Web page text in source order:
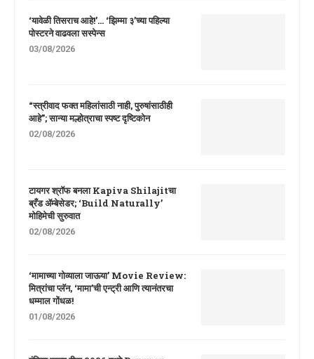
‘यावेळी तिसराच आहे!’… ‘झिम्मा ३’च्या पहिल्या
पोस्टरने वाढवला सस्पेन्स
03/08/2026
“स्त्रीवाद फक्त महिलांसाठी नाही, पुरुषांसाठीही
आहे”; सान्या मल्होत्राचा स्पष्ट दृष्टिकोन
02/08/2026
टायगर श्रॉफ बनला Kapiva Shilajitचा
ब्रँड ॲम्बेसेडर; ‘Build Naturally’
मोहिमेची सुरुवात
02/08/2026
‘मामाच्या गोव्याला जाऊया’ Movie Review:
मित्रांचा प्लॅन, ‘मामा’ची एन्ट्री आणि त्यानंतरचा
धम्माल गोंधळ!
01/08/2026